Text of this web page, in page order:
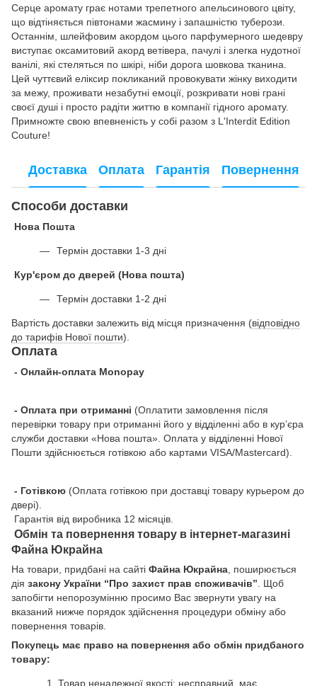
Серце аромату грає нотами трепетного апельсинового цвіту,
що відтіняється півтонами жасмину і запашністю туберози.
Останнім, шлейфовим акордом цього парфумерного шедевру
виступає оксамитовий акорд ветівера, пачулі і злегка нудотної
ванілі, які стеляться по шкірі, ніби дорога шовкова тканина.
Цей чуттєвий еліксир покликаний провокувати жінку виходити
за межу, проживати незабутні емоції, розкривати нові грані
своєї душі і просто радіти життю в компанії гідного аромату.
Примножте свою впевненість у собі разом з L'Interdit Edition
Couture!
Доставка Оплата Гарантія Повернення
Способи доставки
Нова Пошта
Термін доставки 1-3 дні
Кур'єром до дверей (Нова пошта)
Термін доставки 1-2 дні
Вартість доставки залежить від місця призначення (відповідно
до тарифів Нової пошти).
Оплата
- Онлайн-оплата Monopay
- Оплата при отриманні (Оплатити замовлення після
перевірки товару при отриманні його у відділенні або в кур’єра
служби доставки «Нова пошта». Оплата у відділенні Нової
Пошти здійснюється готівкою або картами VISA/Mastercard).
- Готівкою (Оплата готівкою при доставці товару курьером до
двері).
Гарантія від виробника 12 місяців.
Обмін та повернення товару в інтернет-магазині
Файна Юкрайна
На товари, придбані на сайті Файна Юкрайна, поширюється
дія закону України “Про захист прав споживачів”. Щоб
запобігти непорозумінню просимо Вас звернути увагу на
вказаний нижче порядок здійснення процедури обміну або
повернення товарів.
Покупець має право на повернення або обмін придбаного
товару:
Товар неналежної якості: несправний, має